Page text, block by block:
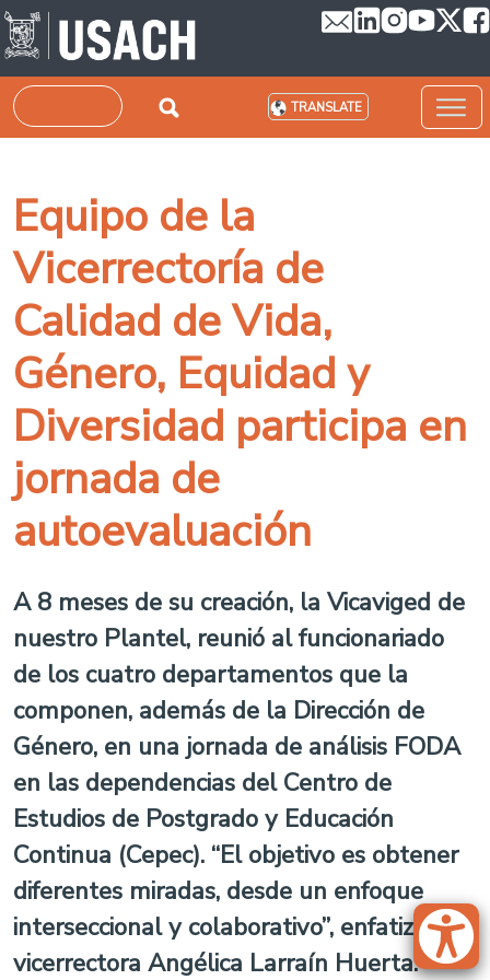
Skip to main content
Search TRANSLATE
Equipo de la
Vicerrectoría de
Calidad de Vida,
Género, Equidad y
Diversidad participa en
jornada de
autoevaluación
A 8 meses de su creación, la Vicaviged de
nuestro Plantel, reunió al funcionariado
de los cuatro departamentos que la
componen, además de la Dirección de
Género, en una jornada de análisis FODA
en las dependencias del Centro de
Estudios de Postgrado y Educación
Continua (Cepec). “El objetivo es obtener
diferentes miradas, desde un enfoque
interseccional y colaborativo”, enfatizó la
vicerrectora Angélica Larraín Huerta.